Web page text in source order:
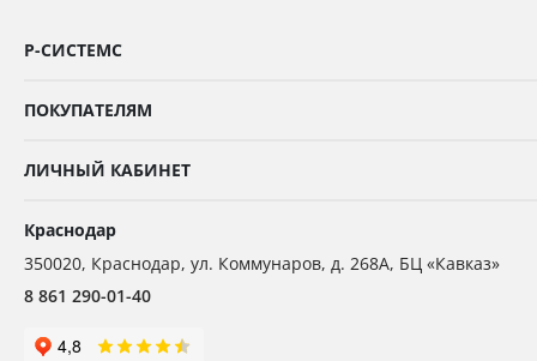
Р-СИСТЕМС
ПОКУПАТЕЛЯМ
ЛИЧНЫЙ КАБИНЕТ
Краснодар
350020, Краснодар, ул. Коммунаров, д. 268А, БЦ «Кавказ»
8 861 290-01-40